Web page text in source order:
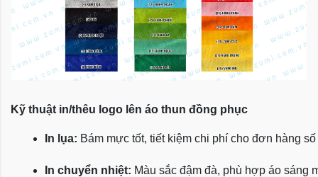
Kỹ thuật in/thêu logo lên áo thun đồng phục
In lụa: Bám mực tốt, tiết kiệm chi phí cho đơn hàng
In chuyển nhiệt: Màu sắc đậm đà, phù hợp áo sáng